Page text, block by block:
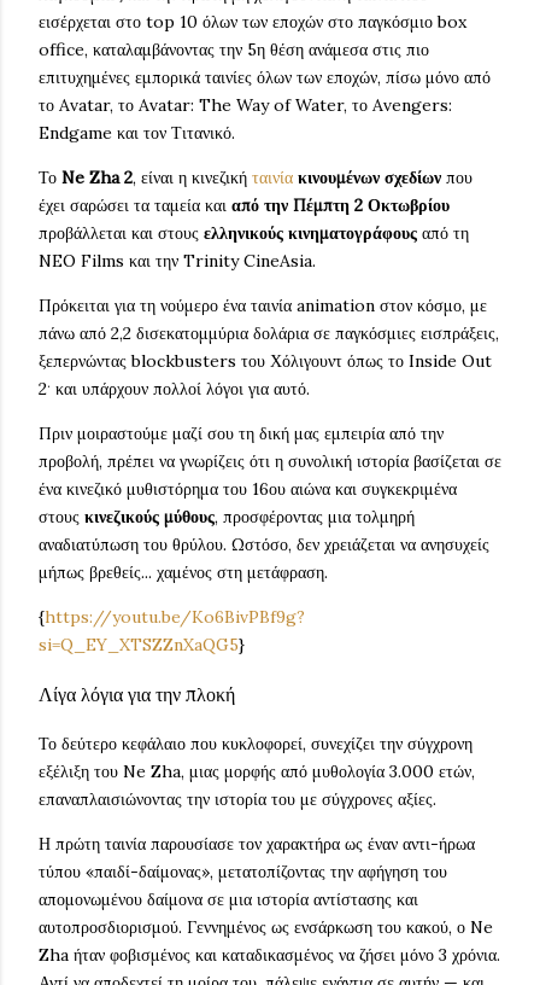
εισέρχεται στο top 10 όλων των εποχών στο παγκόσμιο box
office, καταλαμβάνοντας την 5η θέση ανάμεσα στις πιο
επιτυχημένες εμπορικά ταινίες όλων των εποχών, πίσω μόνο από
το Avatar, το Avatar: The Way of Water, το Avengers:
Endgame και τον Τιτανικό.
Το Ne Zha 2, είναι η κινεζική ταινία κινουμένων σχεδίων που
έχει σαρώσει τα ταμεία και από την Πέμπτη 2 Οκτωβρίου
προβάλλεται και στους ελληνικούς κινηματογράφους από τη
NEO Films και την Trinity CineAsia.
Πρόκειται για τη νούμερο ένα ταινία animation στον κόσμο, με
πάνω από 2,2 δισεκατομμύρια δολάρια σε παγκόσμιες εισπράξεις,
ξεπερνώντας blockbusters του Χόλιγουντ όπως το Inside Out
2. και υπάρχουν πολλοί λόγοι για αυτό.
Πριν μοιραστούμε μαζί σου τη δική μας εμπειρία από την
προβολή, πρέπει να γνωρίζεις ότι η συνολική ιστορία βασίζεται σε
ένα κινεζικό μυθιστόρημα του 16ου αιώνα και συγκεκριμένα
στους κινεζικούς μύθους, προσφέροντας μια τολμηρή
αναδιατύπωση του θρύλου. Ωστόσο, δεν χρειάζεται να ανησυχείς
μήπως βρεθείς... χαμένος στη μετάφραση.
{https://youtu.be/Ko6BivPBf9g?
si=Q_EY_XTSZZnXaQG5}
Λίγα λόγια για την πλοκή
Το δεύτερο κεφάλαιο που κυκλοφορεί, συνεχίζει την σύγχρονη
εξέλιξη του Ne Zha, μιας μορφής από μυθολογία 3.000 ετών,
επαναπλαισιώνοντας την ιστορία του με σύγχρονες αξίες.
Η πρώτη ταινία παρουσίασε τον χαρακτήρα ως έναν αντι-ήρωα
τύπου «παιδί-δαίμονας», μετατοπίζοντας την αφήγηση του
απομονωμένου δαίμονα σε μια ιστορία αντίστασης και
αυτοπροσδιορισμού. Γεννημένος ως ενσάρκωση του κακού, ο Ne
Zha ήταν φοβισμένος και καταδικασμένος να ζήσει μόνο 3 χρόνια.